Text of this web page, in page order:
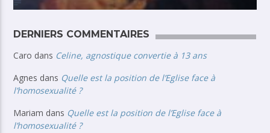
DERNIERS COMMENTAIRES
Caro dans Celine, agnostique convertie à 13 ans
Agnes dans Quelle est la position de l’Eglise face à
l’homosexualité ?
Mariam dans Quelle est la position de l’Eglise face à
l’homosexualité ?